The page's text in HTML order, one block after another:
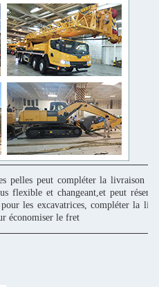
pelles peut compléter la livraison
flexible et changeant,et peut
pour les excavatrices, compléter la
économiser le fret